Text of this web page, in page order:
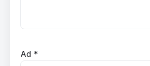
Ad *